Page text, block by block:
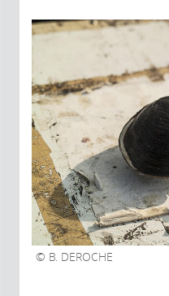
B. DEROCHE